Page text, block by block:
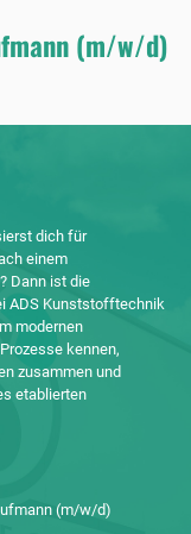
(m/w/d)
dich für
einem
Dann ist die
ADS Kunststofftechnik
modernen
kennen,
zusammen und
etablierten
(m/w/d)